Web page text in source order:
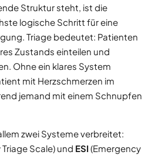
Struktur steht, ist die
logische Schritt für eine
Triage bedeutet: Patienten
Zustands einteilen und
Ohne ein klares System
mit Herzschmerzen im
jemand mit einem Schnupfen
zwei Systeme verbreitet:
Scale) und ESI(Emergency